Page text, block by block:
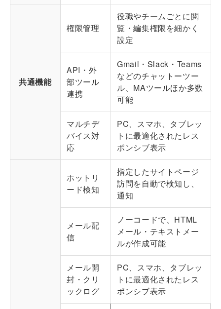
共通機能
権限管理
役職やチームごとに閲
覧・編集権限を細かく
設定
API・外
部ツール
連携
Gmail・Slack・Teams
などのチャットーツー
ル、MAツールほか多数
可能
マルチデ
バイス対
応
PC、スマホ、タブレッ
トに最適化されたレス
ポンシブ表示
ホットリ
ード検知
指定したサイトページ
訪問を自動で検知し、
通知
メール配
信
ノーコードで、HTML
メール・テキストメー
ルが作成可能
メール開
封・クリ
ックログ
PC、スマホ、タブレッ
トに最適化されたレス
ポンシブ表示